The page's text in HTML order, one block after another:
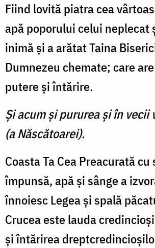
Fiind lovită piatra cea
apă poporului celui
inimă şi a arătat Taina
Dumnezeu chemate; care
putere şi întărire.
Şi acum şi pururea şi în vecii
(a Născătoarei).
Coasta Ta Cea Preacurată
împunsă, apă şi sânge a
înnoiesc Legea şi spală
Crucea este lauda
şi întărirea